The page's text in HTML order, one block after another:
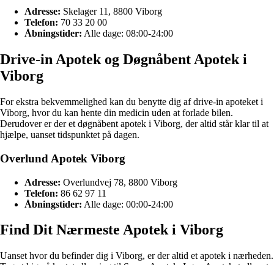
Adresse: Skelager 11, 8800 Viborg
Telefon: 70 33 20 00
Åbningstider: Alle dage: 08:00-24:00
Drive-in Apotek og Døgnåbent Apotek i
Viborg
For ekstra bekvemmelighed kan du benytte dig af drive-in apoteket i
Viborg, hvor du kan hente din medicin uden at forlade bilen.
Derudover er der et døgnåbent apotek i Viborg, der altid står klar til at
hjælpe, uanset tidspunktet på dagen.
Overlund Apotek Viborg
Adresse: Overlundvej 78, 8800 Viborg
Telefon: 86 62 97 11
Åbningstider: Alle dage: 00:00-24:00
Find Dit Nærmeste Apotek i Viborg
Uanset hvor du befinder dig i Viborg, er der altid et apotek i nærheden.